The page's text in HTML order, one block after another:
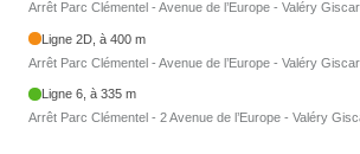
Arrêt Parc Clémentel - Avenue de l’Europe - Valéry
Ligne 2D, à 400 m
Arrêt Parc Clémentel - Avenue de l’Europe - Valéry
Ligne 6, à 335 m
Arrêt Parc Clémentel - 2 Avenue de l’Europe - Valéry